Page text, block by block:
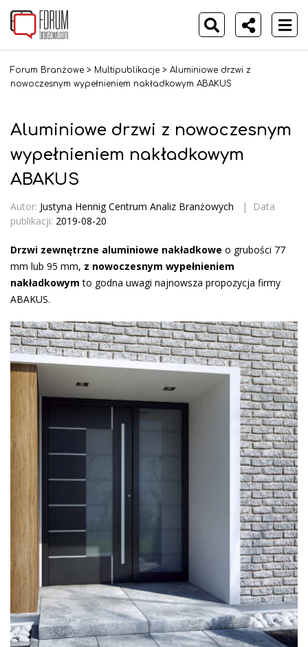
Forum Branżowe > Multipublikacje > Aluminiowe drzwi z
nowoczesnym wypełnieniem nakładkowym ABAKUS
Aluminiowe drzwi z nowoczesnym
wypełnieniem nakładkowym
ABAKUS
Autor: Justyna Hennig Centrum Analiz Branżowych |
Data
publikacji: 2019-08-20
Drzwi zewnętrzne aluminiowe nakładkowe o grubości 77
mm lub 95 mm, z nowoczesnym wypełnieniem
nakładkowym to godna uwagi najnowsza propozycja firmy
ABAKUS.